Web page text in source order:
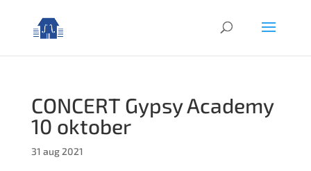
CONCERT Gypsy Academy
10 oktober
31 aug 2021